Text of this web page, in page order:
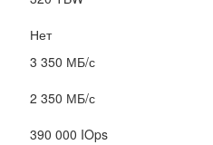
Нет
3 350 МБ/с
2 350 МБ/с
390 000 IOps